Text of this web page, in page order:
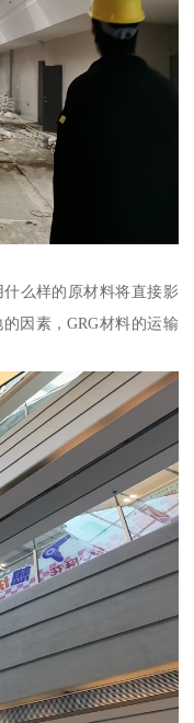
么样的原材料将直接影
因素，GRG材料的运输